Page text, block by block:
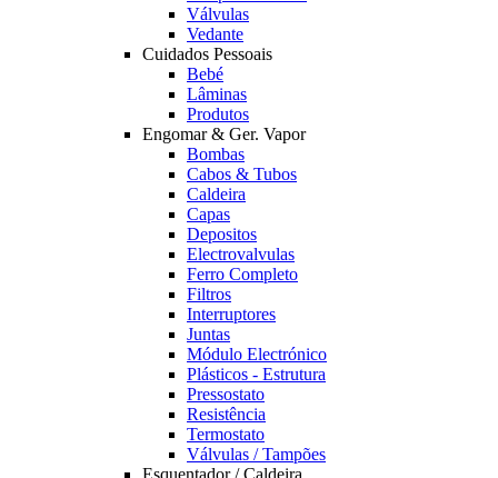
Válvulas
Vedante
Cuidados Pessoais
Bebé
Lâminas
Produtos
Engomar & Ger. Vapor
Bombas
Cabos & Tubos
Caldeira
Capas
Depositos
Electrovalvulas
Ferro Completo
Filtros
Interruptores
Juntas
Módulo Electrónico
Plásticos - Estrutura
Pressostato
Resistência
Termostato
Válvulas / Tampões
Esquentador / Caldeira